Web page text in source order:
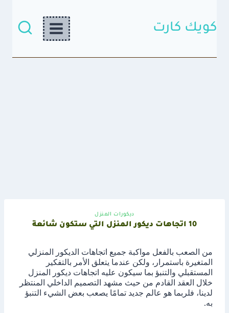
المحتوىكويك كارت
ديكورات المنزل
10 اتجاهات ديكور المنزل التي ستكون شائعة
من الصعب بالفعل مواكبة جميع اتجاهات الديكور المنزلي
المتغيرة باستمرار، ولكن عندما يتعلق الأمر بالتفكير
المستقبلي والتنبؤ بما سيكون عليه اتجاهات ديكور المنزل
خلال العقد القادم من حيث مشهد التصميم الداخلي المنتظر
لدينا، فلربما هو عالم جديد تمامًا يصعب بعض الشيء التنبؤ
به.